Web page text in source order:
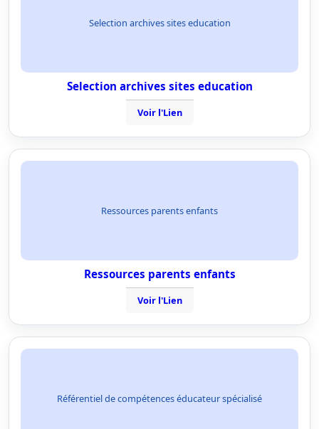
Selection archives sites education
Selection archives sites education
Voir l'Lien
Ressources parents enfants
Ressources parents enfants
Voir l'Lien
Référentiel de compétences éducateur spécialisé